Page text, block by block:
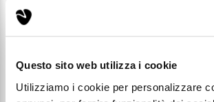
Questo sito web utilizza i cookie
Utilizziamo i cookie per personalizzare
Prezzo di listino:
€ 17,99